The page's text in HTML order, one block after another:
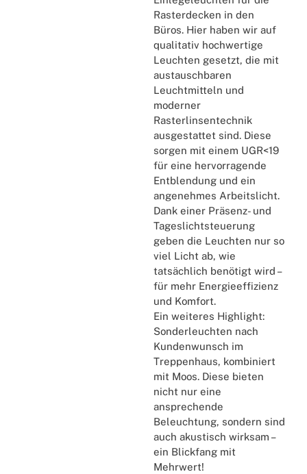
Rasterdecken in den
Büros. Hier haben wir auf
qualitativ hochwertige
Leuchten gesetzt, die mit
austauschbaren
Leuchtmitteln und
moderner
Rasterlinsentechnik
ausgestattet sind. Diese
sorgen mit einem UGR<19
für eine hervorragende
Entblendung und ein
angenehmes Arbeitslicht.
Dank einer Präsenz- und
Tageslichtsteuerung
geben die Leuchten nur so
viel Licht ab, wie
tatsächlich benötigt wird –
für mehr Energieeffizienz
und Komfort.
Ein weiteres Highlight:
Sonderleuchten nach
Kundenwunsch im
Treppenhaus, kombiniert
mit Moos. Diese bieten
nicht nur eine
ansprechende
Beleuchtung, sondern sind
auch akustisch wirksam –
ein Blickfang mit
Mehrwert!